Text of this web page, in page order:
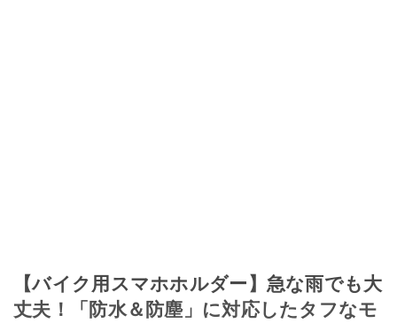
【バイク用スマホホルダー】急な雨でも大
丈夫！「防水＆防塵」に対応したタフなモ